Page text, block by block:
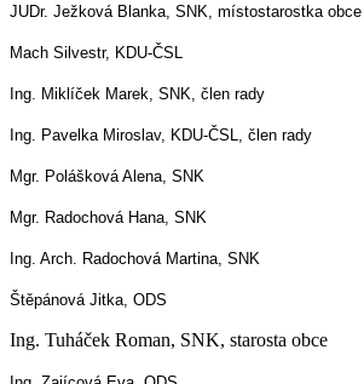
JUDr. Ježková Blanka, SNK, místostarostka obce
Mach Silvestr, KDU-ČSL
Ing. Miklíček Marek, SNK, člen rady
Ing. Pavelka Miroslav, KDU-ČSL, člen rady
Mgr. Polášková Alena, SNK
Mgr. Radochová Hana, SNK
Ing. Arch. Radochová Martina, SNK
Štěpánová Jitka, ODS
Ing. Tuháček Roman, SNK, starosta obce